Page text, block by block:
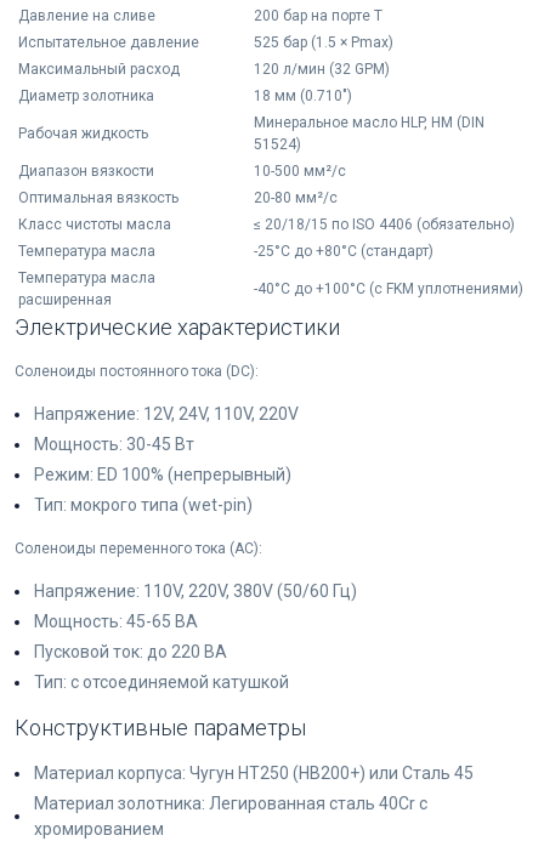
Давление на сливе
200 бар на порте T
Испытательное давление
525 бар (1.5 × Pmax)
Максимальный расход
120 л/мин (32 GPM)
Диаметр золотника
18 мм (0.710")
Рабочая жидкость
Минеральное масло HLP, HM (DIN
51524)
Диапазон вязкости
10-500 мм²/с
Оптимальная вязкость
20-80 мм²/с
Класс чистоты масла
≤ 20/18/15 по ISO 4406 (обязательно)
Температура масла
-25°C до +80°C (стандарт)
Температура масла
расширенная
-40°C до +100°C (с FKM уплотнениями)
Электрические характеристики
Соленоиды постоянного тока (DC):
Напряжение: 12V, 24V, 110V, 220V
Мощность: 30-45 Вт
Режим: ED 100% (непрерывный)
Тип: мокрого типа (wet-pin)
Соленоиды переменного тока (AC):
Напряжение: 110V, 220V, 380V (50/60 Гц)
Мощность: 45-65 ВА
Пусковой ток: до 220 ВА
Тип: с отсоединяемой катушкой
Конструктивные параметры
Материал корпуса: Чугун HT250 (HB200+) или Сталь 45
Материал золотника: Легированная сталь 40Cr с
хромированием